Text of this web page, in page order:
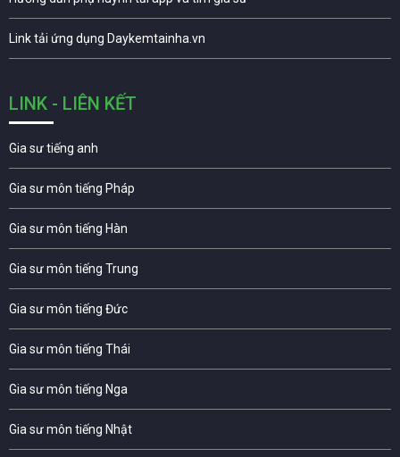
Link tải ứng dụng Daykemtainha.vn
LINK - LIÊN KẾT
Gia sư tiếng anh
Gia sư môn tiếng Pháp
Gia sư môn tiếng Hàn
Gia sư môn tiếng Trung
Gia sư môn tiếng Đức
Gia sư môn tiếng Thái
Gia sư môn tiếng Nga
Gia sư môn tiếng Nhật